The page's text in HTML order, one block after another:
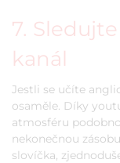
7.
kanál
Jestli se učíte
osaměle. Díky
atmosféru
nekonečnou
slovíčka,